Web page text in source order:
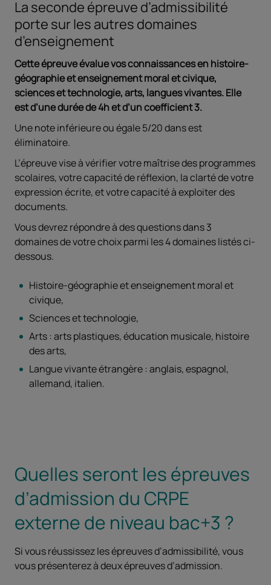
La seconde épreuve d’admissibilité
porte sur les autres domaines
d’enseignement
Cette épreuve évalue vos connaissances en histoire-
géographie et enseignement moral et civique,
sciences et technologie, arts, langues vivantes. Elle
est d’une durée de 4h et d’un coefficient 3.
Une note inférieure ou égale 5/20 dans est
éliminatoire.
L’épreuve vise à vérifier votre maîtrise des programmes
scolaires, votre capacité de réflexion, la clarté de votre
expression écrite, et votre capacité à exploiter des
documents.
Vous devrez répondre à des questions dans 3
domaines de votre choix parmi les 4 domaines listés ci-
dessous.
Histoire-géographie et enseignement moral et
civique,
Sciences et technologie,
Arts : arts plastiques, éducation musicale, histoire
des arts,
Langue vivante étrangère : anglais, espagnol,
allemand, italien.
Quelles seront les épreuves
d’admission du CRPE
externe de niveau bac+3 ?
Si vous réussissez les épreuves d’admissibilité, vous
vous présenterez à deux épreuves d’admission.